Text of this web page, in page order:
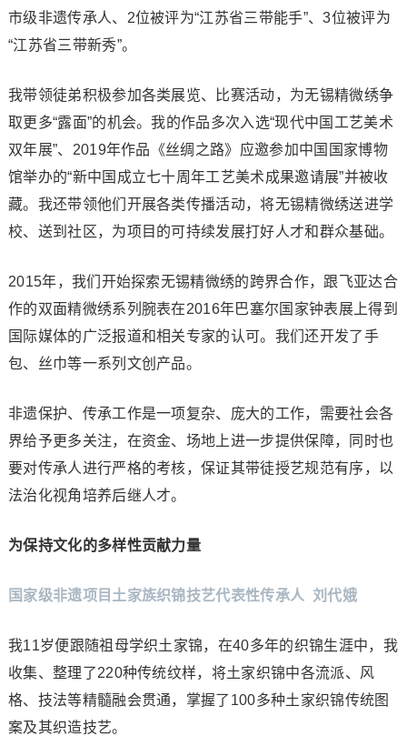
市级非遗传承人、2位被评为“江苏省三带能手”、3位被评为
“江苏省三带新秀”。
我带领徒弟积极参加各类展览、比赛活动，为无锡精微绣争
取更多“露面”的机会。我的作品多次入选“现代中国工艺美术
双年展”、2019年作品《丝绸之路》应邀参加中国国家博物
馆举办的“新中国成立七十周年工艺美术成果邀请展”并被收
藏。我还带领他们开展各类传播活动，将无锡精微绣送进学
校、送到社区，为项目的可持续发展打好人才和群众基础。
2015年，我们开始探索无锡精微绣的跨界合作，跟飞亚达合
作的双面精微绣系列腕表在2016年巴塞尔国家钟表展上得到
国际媒体的广泛报道和相关专家的认可。我们还开发了手
包、丝巾等一系列文创产品。
非遗保护、传承工作是一项复杂、庞大的工作，需要社会各
界给予更多关注，在资金、场地上进一步提供保障，同时也
要对传承人进行严格的考核，保证其带徒授艺规范有序，以
法治化视角培养后继人才。
为保持文化的多样性贡献力量
国家级非遗项目土家族织锦技艺代表性传承人 刘代娥
我11岁便跟随祖母学织土家锦，在40多年的织锦生涯中，我
收集、整理了220种传统纹样，将土家织锦中各流派、风
格、技法等精髓融会贯通，掌握了100多种土家织锦传统图
案及其织造技艺。